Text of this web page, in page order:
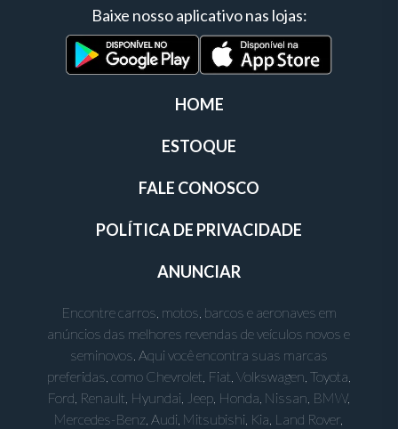
Baixe nosso aplicativo nas lojas:
HOME
ESTOQUE
FALE CONOSCO
POLÍTICA DE PRIVACIDADE
ANUNCIAR
Encontre carros, motos, barcos e aeronaves em
anúncios das melhores revendas de veículos novos e
seminovos. Aqui você encontra suas marcas
preferidas, como Chevrolet, Fiat, Volkswagen, Toyota,
Ford, Renault, Hyundai, Jeep, Honda, Nissan, BMW,
Mercedes-Benz, Audi, Mitsubishi, Kia, Land Rover,